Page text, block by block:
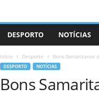
DESPORTO NOTÍCIAS
Início Desporto Bons Samaritanos
DESPORTO NOTÍCIAS
Bons